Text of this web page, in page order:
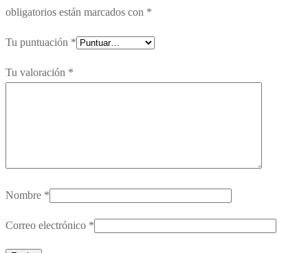
obligatorios están marcados con *
Tu puntuación *
Tu valoración *
Nombre *
Correo electrónico *